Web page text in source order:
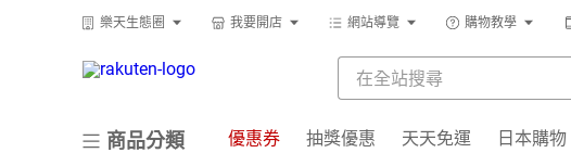
樂天生態圈 我要開店 網站導覽 購物教學
商品分類 優惠券 抽獎優惠 天天免運 日本購物